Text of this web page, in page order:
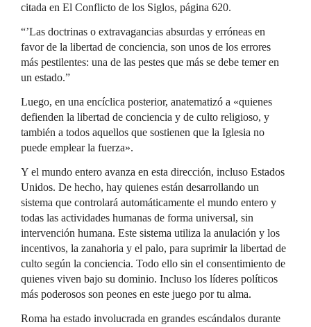
citada en El Conflicto de los Siglos, página 620.
“’Las doctrinas o extravagancias absurdas y erróneas en
favor de la libertad de conciencia, son unos de los errores
más pestilentes: una de las pestes que más se debe temer en
un estado.”
Luego, en una encíclica posterior, anatematizó a «quienes
defienden la libertad de conciencia y de culto religioso, y
también a todos aquellos que sostienen que la Iglesia no
puede emplear la fuerza».
Y el mundo entero avanza en esta dirección, incluso Estados
Unidos. De hecho, hay quienes están desarrollando un
sistema que controlará automáticamente el mundo entero y
todas las actividades humanas de forma universal, sin
intervención humana. Este sistema utiliza la anulación y los
incentivos, la zanahoria y el palo, para suprimir la libertad de
culto según la conciencia. Todo ello sin el consentimiento de
quienes viven bajo su dominio. Incluso los líderes políticos
más poderosos son peones en este juego por tu alma.
Roma ha estado involucrada en grandes escándalos durante